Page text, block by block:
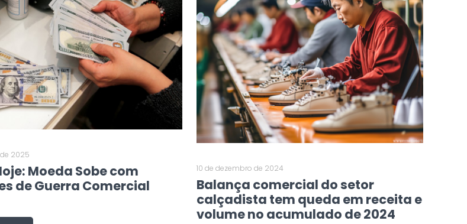
2025
Moeda Sobe com
de Guerra Comercial
10 de dezembro de 2024
Balança comercial do setor
calçadista tem queda em receita e
volume no acumulado de 2024